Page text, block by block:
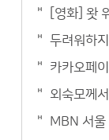
[영화] 왓
두려워하
카카오페
외숙모께
MBN 서